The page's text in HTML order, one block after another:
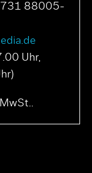
731 88005-
Uhr,